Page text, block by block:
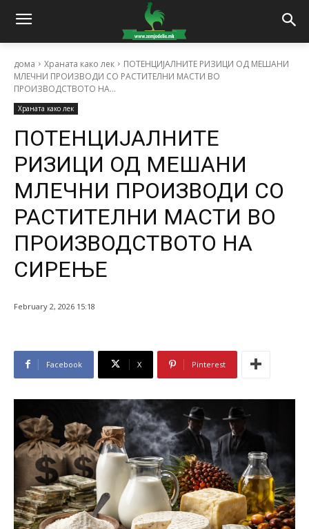
дома Храната како лек
ПОТЕНЦИЈАЛНИТЕ РИЗИЦИ ОД МЕШАНИ
МЛЕЧНИ ПРОИЗВОДИ СО РАСТИТЕЛНИ МАСТИ ВО
ПРОИЗВОДСТВОТО НА...
Храната како лек
ПОТЕНЦИЈАЛНИТЕ
РИЗИЦИ ОД МЕШАНИ
МЛЕЧНИ ПРОИЗВОДИ СО
РАСТИТЕЛНИ МАСТИ ВО
ПРОИЗВОДСТВОТО НА
СИРЕЊЕ
February 2, 2026 15:18
Facebook X Pinterest